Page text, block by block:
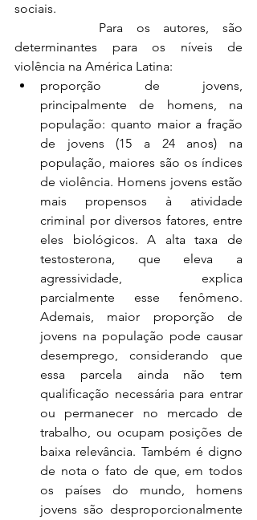
sociais.
determinantes para os níveis de
violência na América Latina:
proporção de jovens,
principalmente de homens, na
população: quanto maior a fração
de jovens (15 a 24 anos) na
população, maiores são os índices
de violência. Homens jovens estão
mais propensos à atividade
criminal por diversos fatores, entre
eles biológicos. A alta taxa de
testosterona, que eleva a
agressividade, explica
parcialmente esse fenômeno.
Ademais, maior proporção de
jovens na população pode causar
desemprego, considerando que
essa parcela ainda não tem
qualificação necessária para entrar
ou permanecer no mercado de
trabalho, ou ocupam posições de
baixa relevância. Também é digno
de nota o fato de que, em todos
os países do mundo, homens
jovens são desproporcionalmente